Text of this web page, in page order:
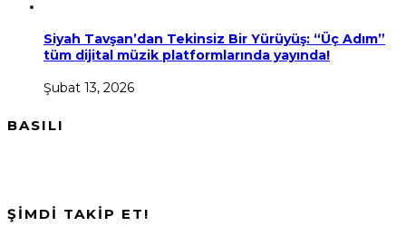
Siyah Tavşan’dan Tekinsiz Bir Yürüyüş: “Üç Adım”
tüm dijital müzik platformlarında yayında!
Şubat 13, 2026
BASILI
ŞİMDİ TAKİP ET!